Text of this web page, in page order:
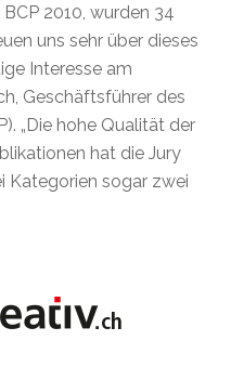
2010, wurden 34
uns sehr über dieses
Interesse am
Geschäftsführer des
„Die hohe Qualität der
hat die Jury
Kategorien sogar zwei